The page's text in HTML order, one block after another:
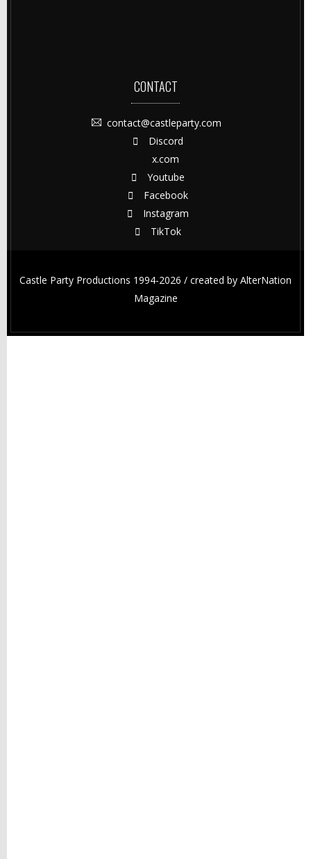
CONTACT
contact@castleparty.com
Discord
x.com
Youtube
Facebook
Instagram
TikTok
Castle Party Productions 1994-2026 / created by AlterNation
Magazine